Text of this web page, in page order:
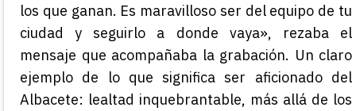
los que ganan. Es maravilloso ser del equipo de tu
ciudad y seguirlo a donde vaya», rezaba el
mensaje que acompañaba la grabación. Un claro
ejemplo de lo que significa ser aficionado del
Albacete: lealtad inquebrantable, más allá de los